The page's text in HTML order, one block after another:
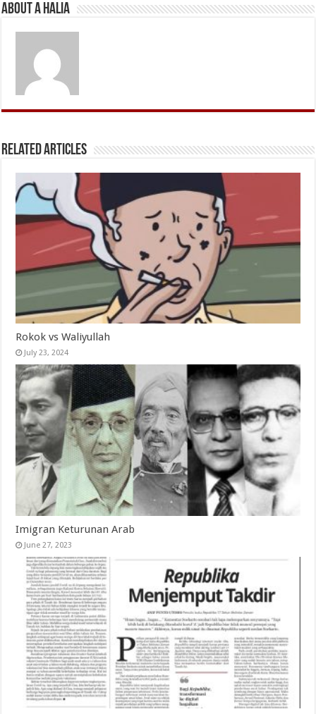
About A Halia
Related Articles
Rokok vs Waliyullah
July 23, 2024
Imigran Keturunan Arab
June 27, 2023